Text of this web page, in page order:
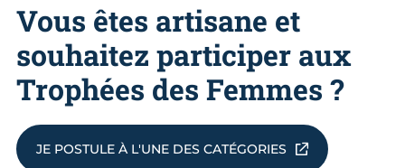
Vous êtes artisane et
souhaitez participer aux
Trophées des Femmes ?
JE POSTULE À L'UNE DES CATÉGORIES